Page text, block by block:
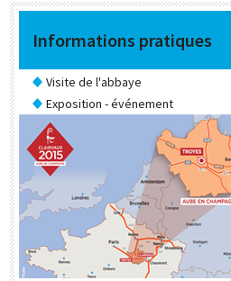
Informations pratiques
Visite de l'abbaye
Exposition - événement